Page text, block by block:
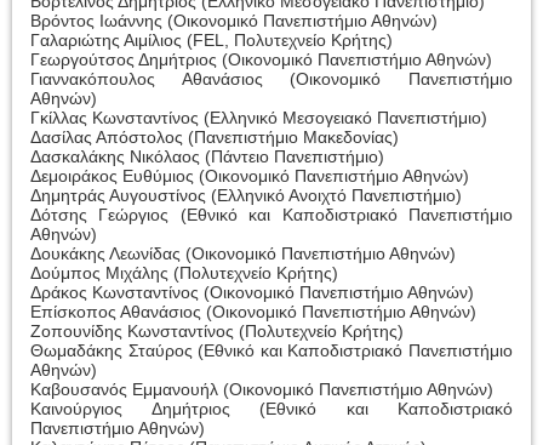
Βρόντος Ιωάννης (Οικονομικό Πανεπιστήμιο Αθηνών)
Γαλαριώτης Αιμίλιος (FEL, Πολυτεχνείο Κρήτης)
Γεωργούτσος Δημήτριος (Οικονομικό Πανεπιστήμιο Αθηνών)
Γιαννακόπουλος Αθανάσιος (Οικονομικό Πανεπιστήμιο
Αθηνών)
Γκίλλας Κωνσταντίνος (Ελληνικό Μεσογειακό Πανεπιστήμιο)
Δασίλας Απόστολος (Πανεπιστήμιο Μακεδονίας)
Δασκαλάκης Νικόλαος (Πάντειο Πανεπιστήμιο)
Δεμοιράκος Ευθύμιος (Οικονομικό Πανεπιστήμιο Αθηνών)
Δημητράς Αυγουστίνος (Ελληνικό Ανοιχτό Πανεπιστήμιο)
Δότσης Γεώργιος (Εθνικό και Καποδιστριακό Πανεπιστήμιο
Αθηνών)
Δουκάκης Λεωνίδας (Οικονομικό Πανεπιστήμιο Αθηνών)
Δούμπος Μιχάλης (Πολυτεχνείο Κρήτης)
Δράκος Κωνσταντίνος (Οικονομικό Πανεπιστήμιο Αθηνών)
Επίσκοπος Αθανάσιος (Οικονομικό Πανεπιστήμιο Αθηνών)
Ζοπουνίδης Κωνσταντίνος (Πολυτεχνείο Κρήτης)
Θωμαδάκης Σταύρος (Εθνικό και Καποδιστριακό Πανεπιστήμιο
Αθηνών)
Καβουσανός Εμμανουήλ (Οικονομικό Πανεπιστήμιο Αθηνών)
Καινούργιος Δημήτριος (Εθνικό και Καποδιστριακό
Πανεπιστήμιο Αθηνών)